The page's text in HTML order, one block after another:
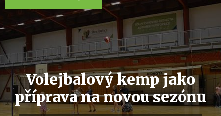
Volejbalový kemp jako
příprava na novou sezónu